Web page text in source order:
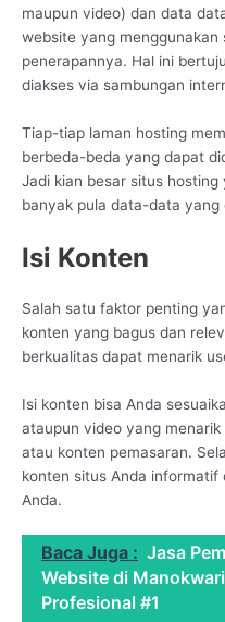
maupun video) dan data
website yang menggunakan
penerapannya. Hal ini
diakses via sambungan
Tiap-tiap laman hosting
berbeda-beda yang dapat
Jadi kian besar situs
banyak pula data-data yang
Isi Konten
Salah satu faktor penting
konten yang bagus dan
berkualitas dapat menarik
Isi konten bisa Anda
ataupun video yang
atau konten pemasaran.
konten situs Anda informatif
Anda.
Baca Juga : Jasa
Website di
Profesional #1